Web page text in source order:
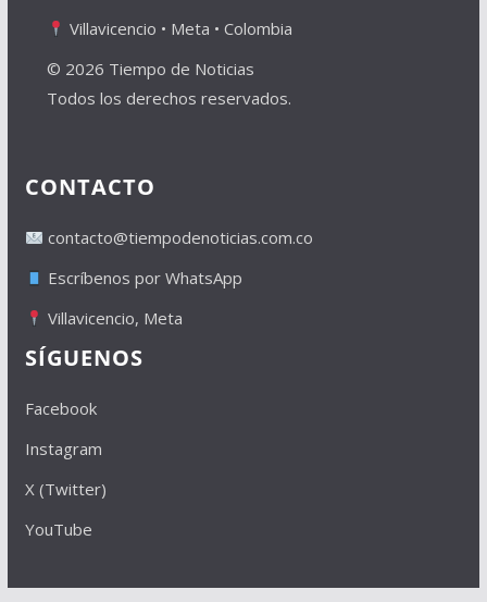
Villavicencio • Meta • Colombia
© 2026 Tiempo de Noticias
Todos los derechos reservados.
CONTACTO
contacto@tiempodenoticias.com.co
Escríbenos por WhatsApp
Villavicencio, Meta
SÍGUENOS
Facebook
Instagram
X (Twitter)
YouTube